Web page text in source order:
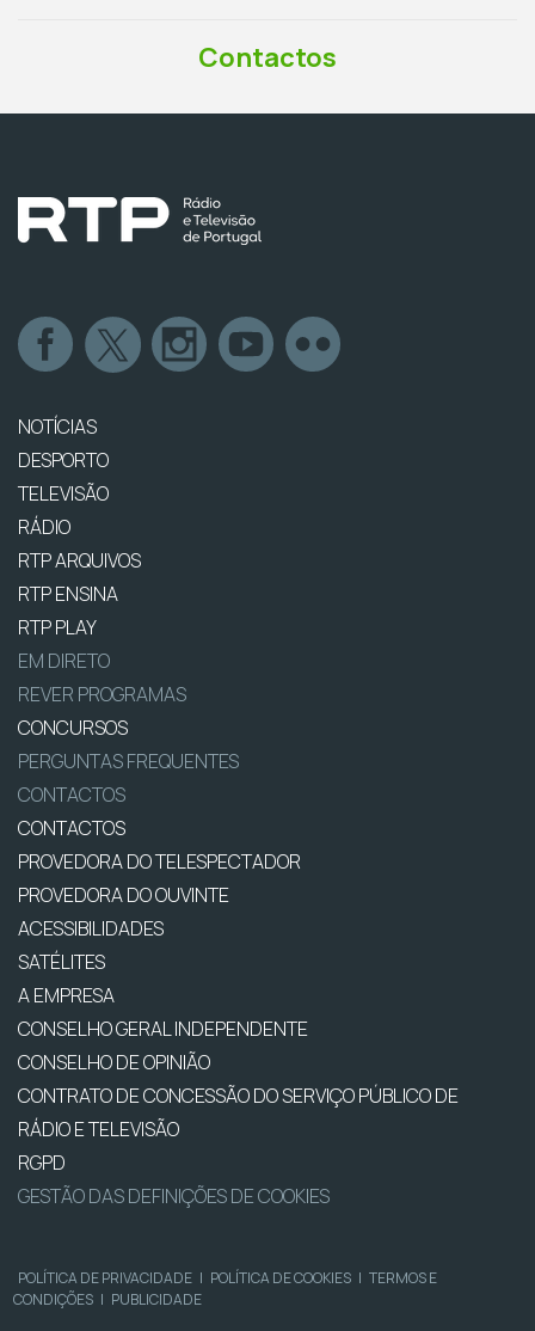
Contactos
NOTÍCIAS
DESPORTO
TELEVISÃO
RÁDIO
RTP ARQUIVOS
RTP ENSINA
RTP PLAY
EM DIRETO
REVER PROGRAMAS
CONCURSOS
PERGUNTAS FREQUENTES
CONTACTOS
CONTACTOS
PROVEDORA DO TELESPECTADOR
PROVEDORA DO OUVINTE
ACESSIBILIDADES
SATÉLITES
A EMPRESA
CONSELHO GERAL INDEPENDENTE
CONSELHO DE OPINIÃO
CONTRATO DE CONCESSÃO DO SERVIÇO PÚBLICO DE
RÁDIO E TELEVISÃO
RGPD
GESTÃO DAS DEFINIÇÕES DE COOKIES
POLÍTICA DE PRIVACIDADE | POLÍTICA DE COOKIES | TERMOS E
CONDIÇÕES | PUBLICIDADE